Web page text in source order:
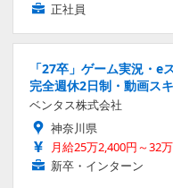
正社員
「27卒」ゲーム実況・
完全週休2日制・動画ス
ベンタス株式会社
神奈川県
月給25万2,400円～32
新卒・インターン